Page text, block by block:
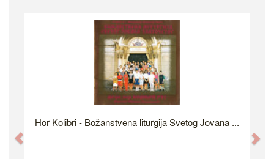
Hor Kolibri - Božanstvena liturgija Svetog Jovana ...